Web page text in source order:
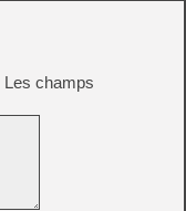
Les champs